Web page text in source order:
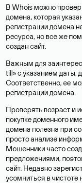
В Whois можно
домена, которая
регистрации домена
ресурса, но все же
создан сайт.
Важным для
till» с указанием даты,
Соответственно, ее
регистрации домена.
Проверять возраст и
покупке доменного
домена полезна при
просто анализе
Мошенники часто
предложениями,
сайт. Недавно
усомниться в